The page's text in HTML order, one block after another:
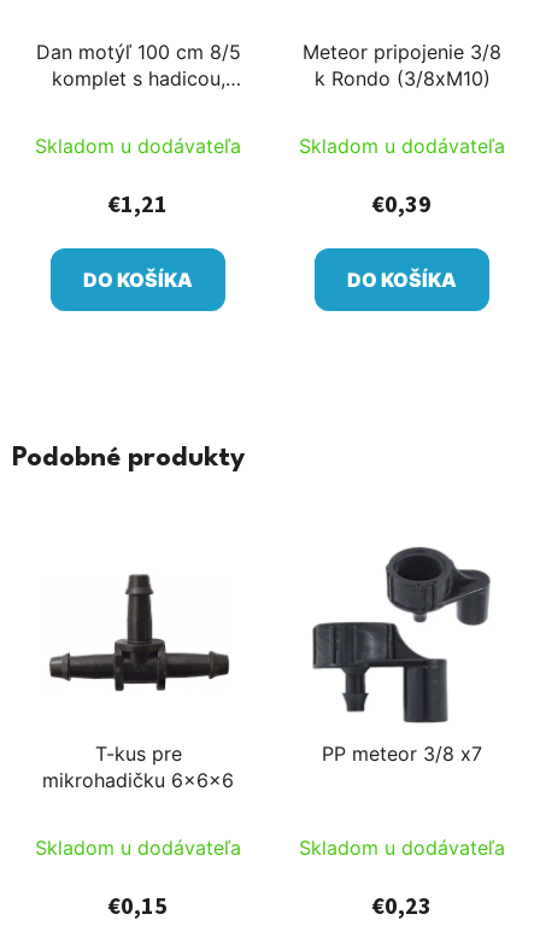
Dan motýľ 100 cm 8/5
komplet s hadicou,
trysky pre NDJ 2005
Skladom u dodávateľa
€1,21
DO KOŠÍKA
Meteor pripojenie 3/8
k Rondo (3/8xM10)
Skladom u dodávateľa
€0,39
DO KOŠÍKA
Podobné produkty
T-kus pre
mikrohadičku 6x6x6
Skladom u dodávateľa
€0,15
PP meteor 3/8 x7
Skladom u dodávateľa
€0,23